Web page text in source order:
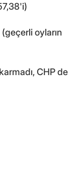
(geçerli oyların
CHP de